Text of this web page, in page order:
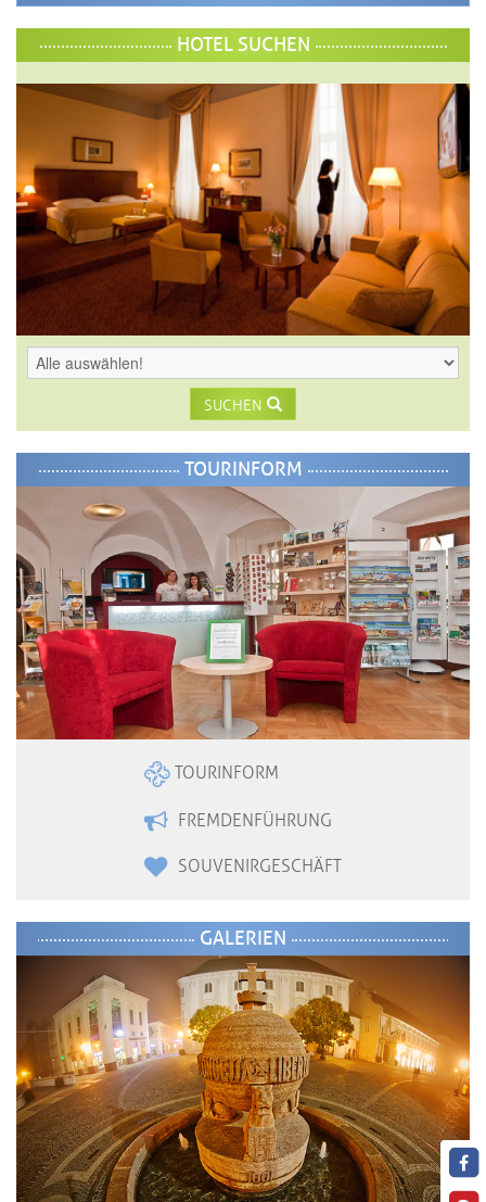
HOTEL SUCHEN
SUCHEN
TOURINFORM
TOURINFORM
FREMDENFÜHRUNG
SOUVENIRGESCHÄFT
GALERIEN